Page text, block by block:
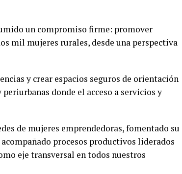
un compromiso firme: promover
mil mujeres rurales, desde una perspectiva
y crear espacios seguros de orientación
donde el acceso a servicios y
de mujeres emprendedoras, fomentado su
procesos productivos liderados
eje transversal en todos nuestros